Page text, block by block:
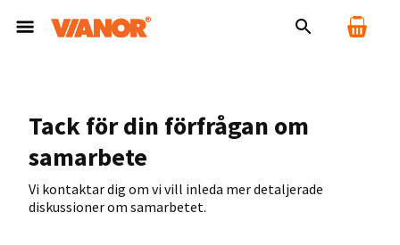
Tack för din förfrågan om
samarbete
Vi kontaktar dig om vi vill inleda mer detaljerade
diskussioner om samarbetet.